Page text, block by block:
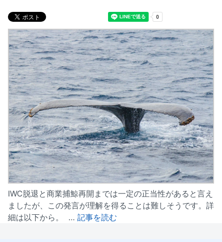
IWC脱退と商業捕鯨再開までは一定の正当性があると言え
ましたが、この発言が理解を得ることは難しそうです。詳
細は以下から。 … 記事を読む